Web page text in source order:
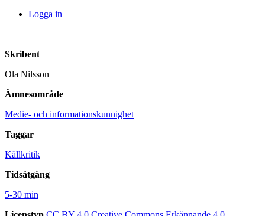
Logga in
Skribent
Ola Nilsson
Ämnesområde
Medie- och informationskunnighet
Taggar
Källkritik
Tidsåtgång
5-30 min